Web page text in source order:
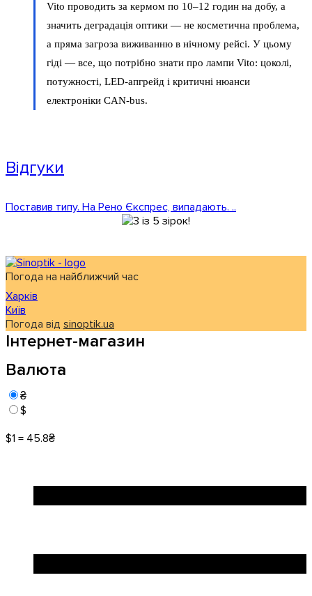
Vito проводить за кермом по 10–12 годин на добу, а
значить деградація оптики — не косметична проблема,
а пряма загроза виживанню в нічному рейсі. У цьому
гіді — все, що потрібно знати про лампи Vito: цоколі,
потужності, LED-апгрейд і критичні нюанси
електроніки CAN-bus.
Відгуки
Поставив типу. На Рено Єкспрес, випадають. ..
Погода на найближчий час
Харків
Київ
Погода від sinoptik.ua
Інтернет-магазин
Валюта
₴
$
$1 = 45.8₴